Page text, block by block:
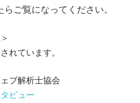
ご覧になってください。
れています。
ブ解析士協会
ビュー